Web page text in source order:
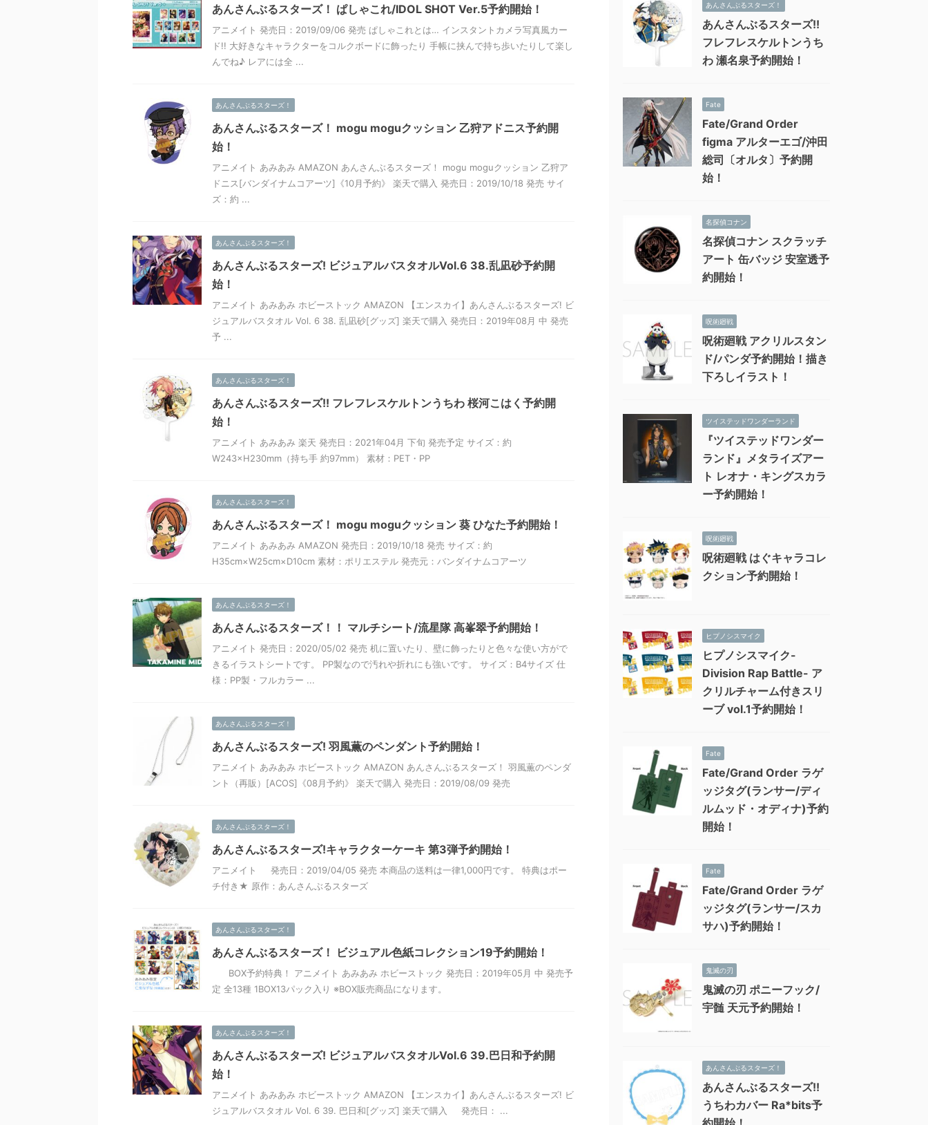
あんさんぶるスターズ！ ぱしゃこれ/IDOL SHOT Ver.5予約開始！
アニメイト 発売日：2019/09/06 発売 ぱしゃこれとは… インスタントカメラ写真風カー
ド!! 大好きなキャラクターをコルクボードに飾ったり 手帳に挟んで持ち歩いたりして楽し
んでね♪ レアには全 ...
あんさんぶるスターズ！
あんさんぶるスターズ！ mogu moguクッション 乙狩アドニス予約開
始！
アニメイト あみあみ AMAZON あんさんぶるスターズ！ mogu moguクッション 乙狩ア
ドニス[バンダイナムコアーツ]《10月予約》 楽天で購入 発売日：2019/10/18 発売 サイ
ズ：約 ...
あんさんぶるスターズ！
あんさんぶるスターズ! ビジュアルバスタオルVol.6 38.乱凪砂予約開
始！
アニメイト あみあみ ホビーストック AMAZON 【エンスカイ】あんさんぶるスターズ! ビ
ジュアルバスタオル Vol. 6 38. 乱凪砂[グッズ] 楽天で購入 発売日：2019年08月 中 発売
予 ...
あんさんぶるスターズ！
あんさんぶるスターズ!! フレフレスケルトンうちわ 桜河こはく予約開
始！
アニメイト あみあみ 楽天 発売日：2021年04月 下旬 発売予定 サイズ：約
W243×H230mm（持ち手 約97mm） 素材：PET・PP
あんさんぶるスターズ！
あんさんぶるスターズ！ mogu moguクッション 葵 ひなた予約開始！
アニメイト あみあみ AMAZON 発売日：2019/10/18 発売 サイズ：約
H35cm×W25cm×D10cm 素材：ポリエステル 発売元：バンダイナムコアーツ
あんさんぶるスターズ！
あんさんぶるスターズ！！ マルチシート/流星隊 高峯翠予約開始！
アニメイト 発売日：2020/05/02 発売 机に置いたり、壁に飾ったりと色々な使い方がで
きるイラストシートです。 PP製なので汚れや折れにも強いです。 サイズ：B4サイズ 仕
様：PP製・フルカラー ...
あんさんぶるスターズ！
あんさんぶるスターズ! 羽風薫のペンダント予約開始！
アニメイト あみあみ ホビーストック AMAZON あんさんぶるスターズ！ 羽風薫のペンダ
ント（再販）[ACOS]《08月予約》 楽天で購入 発売日：2019/08/09 発売
あんさんぶるスターズ！
あんさんぶるスターズ!キャラクターケーキ 第3弾予約開始！
アニメイト 発売日：2019/04/05 発売 本商品の送料は一律1,000円です。 特典はポー
チ付き★ 原作：あんさんぶるスターズ
あんさんぶるスターズ！
あんさんぶるスターズ！ ビジュアル色紙コレクション19予約開始！
BOX予約特典！ アニメイト あみあみ ホビーストック 発売日：2019年05月 中 発売予
定 全13種 1BOX13パック入り ※BOX販売商品になります。
あんさんぶるスターズ！
あんさんぶるスターズ! ビジュアルバスタオルVol.6 39.巴日和予約開
始！
アニメイト あみあみ ホビーストック AMAZON 【エンスカイ】あんさんぶるスターズ! ビ
ジュアルバスタオル Vol. 6 39. 巴日和[グッズ] 楽天で購入 発売日： ...
あんさんぶるスターズ！
あんさんぶるスターズ!!
フレフレスケルトンうち
わ 瀬名泉予約開始！
Fate
Fate/Grand Order
figma アルターエゴ/沖田
総司〔オルタ〕予約開
始！
名探偵コナン
名探偵コナン スクラッチ
アート 缶バッジ 安室透予
約開始！
呪術廻戦
呪術廻戦 アクリルスタン
ド/パンダ予約開始！描き
下ろしイラスト！
ツイステッドワンダーランド
『ツイステッドワンダー
ランド』メタライズアー
ト レオナ・キングスカラ
ー予約開始！
呪術廻戦
呪術廻戦 はぐキャラコレ
クション予約開始！
ヒプノシスマイク
ヒプノシスマイク-
Division Rap Battle- ア
クリルチャーム付きスリ
ーブ vol.1予約開始！
Fate
Fate/Grand Order ラゲ
ッジタグ(ランサー/ディ
ルムッド・オディナ)予約
開始！
Fate
Fate/Grand Order ラゲ
ッジタグ(ランサー/スカ
サハ)予約開始！
鬼滅の刃
鬼滅の刃 ポニーフック/
宇髄 天元予約開始！
あんさんぶるスターズ！
あんさんぶるスターズ!!
うちわカバー Ra*bits予